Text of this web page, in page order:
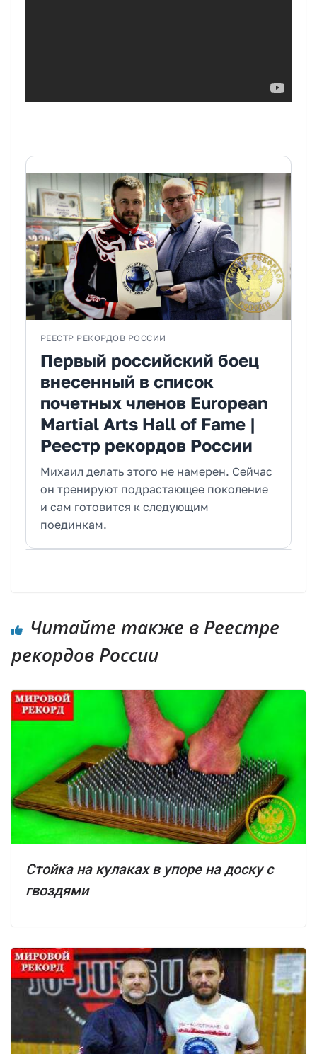
РЕЕСТР РЕКОРДОВ РОССИИ
Первый российский боец
внесенный в список
почетных членов European
Martial Arts Hall of Fame |
Реестр рекордов России
Михаил делать этого не намерен. Сейчас
он тренируют подрастающее поколение
и сам готовится к следующим
поединкам.
Читайте также в Реестре
рекордов России
Стойка на кулаках в упоре на доску с
гвоздями